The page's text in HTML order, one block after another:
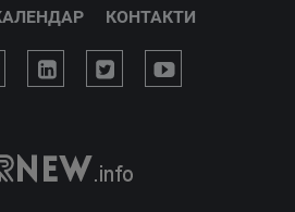
КОНТАКТИ